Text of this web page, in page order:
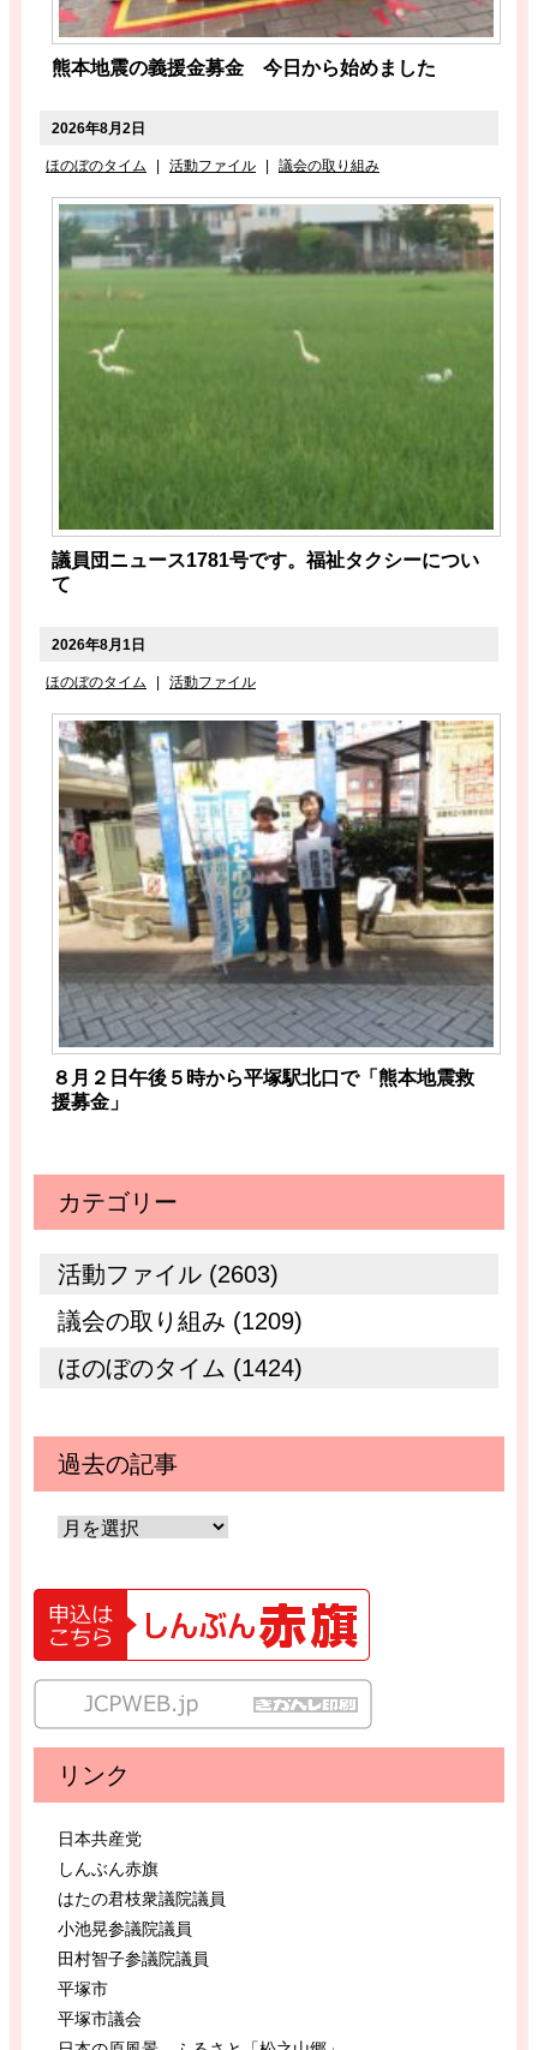
熊本地震の義援金募金 今日から始めました
2026年8月2日
ほのぼのタイム 活動ファイル 議会の取り組み
議員団ニュース1781号です。福祉タクシーについ
て
2026年8月1日
ほのぼのタイム 活動ファイル
８月２日午後５時から平塚駅北口で「熊本地震救
援募金」
カテゴリー
活動ファイル (2603)
議会の取り組み (1209)
ほのぼのタイム (1424)
過去の記事
リンク
日本共産党
しんぶん赤旗
はたの君枝衆議院議員
小池晃参議院議員
田村智子参議院議員
平塚市
平塚市議会